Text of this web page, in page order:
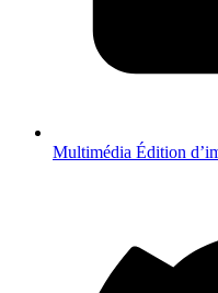
Multimédia Édition